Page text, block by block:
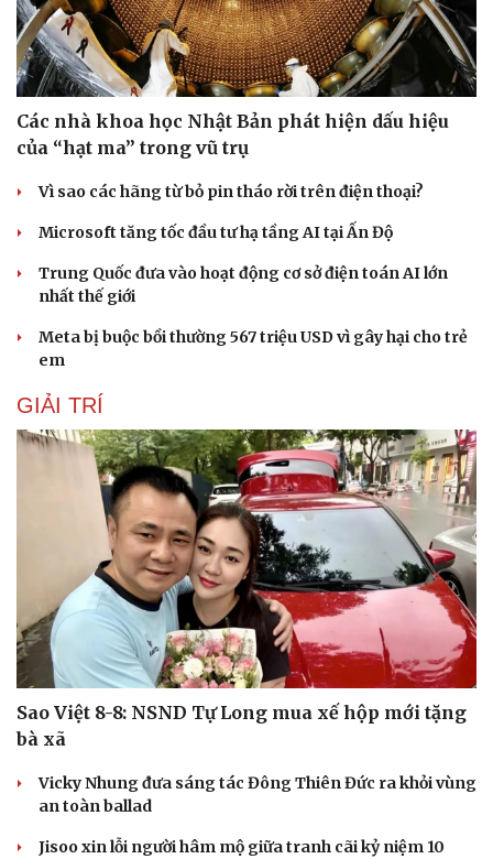
Sức khỏe
Cây thuốc
Sản phụ khoa
Nam khoa
Làm đẹp - giảm cân
Phòng mạch online
Ăn sạch sống khỏe
Đời sống
Blog
Các nhà khoa học Nhật Bản phát hiện dấu hiệu
của “hạt ma” trong vũ trụ
Vì sao các hãng từ bỏ pin tháo rời trên điện thoại?
Microsoft tăng tốc đầu tư hạ tầng AI tại Ấn Độ
Trung Quốc đưa vào hoạt động cơ sở điện toán AI lớn
nhất thế giới
Meta bị buộc bồi thường 567 triệu USD vì gây hại cho trẻ
em
GIẢI TRÍ
Sao Việt 8-8: NSND Tự Long mua xế hộp mới tặng
bà xã
Vicky Nhung đưa sáng tác Đông Thiên Đức ra khỏi vùng
an toàn ballad
Jisoo xin lỗi người hâm mộ giữa tranh cãi kỷ niệm 10